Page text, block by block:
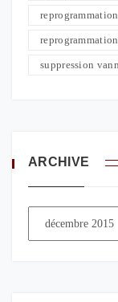
suppression
ARCHIVE